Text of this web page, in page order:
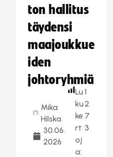
ton hallitus
täydensi
maajoukkue
iden
johtoryhmiä
Mika
Hilska
30.06.
2026
Lu
ku
ke
rt
oj
a:
1
2
7
3